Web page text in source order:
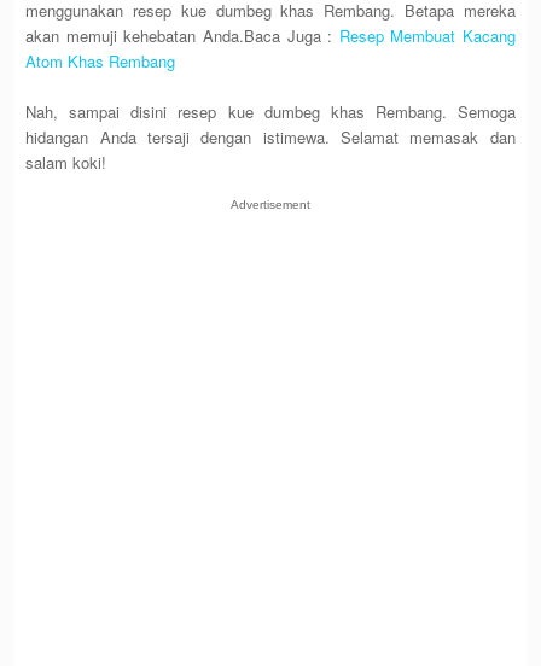
menggunakan resep kue dumbeg khas Rembang. Betapa mereka
akan memuji kehebatan Anda.Baca Juga : Resep Membuat Kacang
Atom Khas Rembang
Nah, sampai disini resep kue dumbeg khas Rembang. Semoga
hidangan Anda tersaji dengan istimewa. Selamat memasak dan
salam koki!
Advertisement